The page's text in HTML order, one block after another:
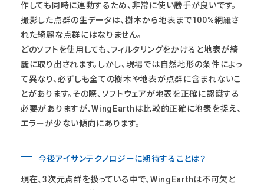
作しても同時に連動するため、非常に使い勝手が良いです。
撮影した点群の生データは、樹木から地表まで100%網羅さ
れた綺麗な点群にはなりません。
どのソフトを使用しても、フィルタリングをかけると地表が綺
麗に取り出されます。しかし、現場では自然地形の条件によっ
て異なり、必ずしも全ての樹木や地表が点群に含まれないこ
とがあります。その際、ソフトウェアが地表を正確に認識する
必要がありますが、WingEarthは比較的正確に地表を捉え、
エラーが少ない傾向にあります。
今後アイサンテクノロジーに期待することは？
現在、3次元点群を扱っている中で、WingEarthは不可欠と